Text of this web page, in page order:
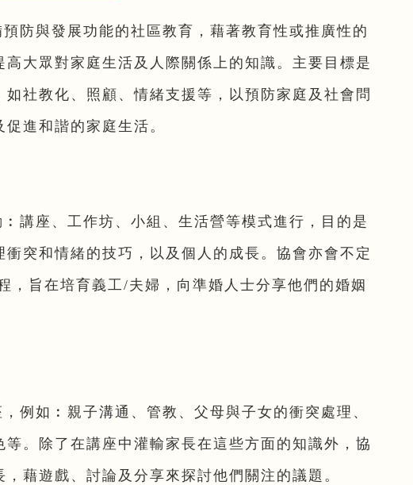
防與發展功能的社區教育，藉著教育性或推廣性的
大眾對家庭生活及人際關係上的知識。主要目標是
社教化、照顧、情緒支援等，以預防家庭及社會問
進和諧的家庭生活。
講座、工作坊、小組、生活營等模式進行，目的是
突和情緒的技巧，以及個人的成長。協會亦會不定
，旨在培育義工/夫婦，向準婚人士分享他們的婚姻
例如︰親子溝通、管教、父母與子女的衝突處理、
。除了在講座中灌輸家長在這些方面的知識外，協
藉遊戲、討論及分享來探討他們關注的議題。